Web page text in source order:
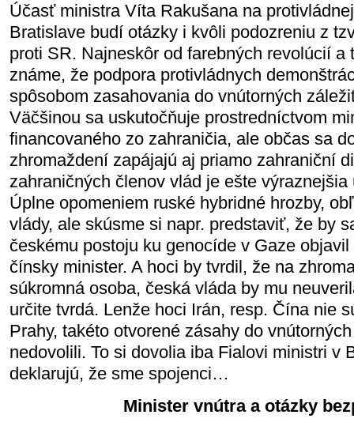
Účasť ministra Víta Rakušana na
Bratislave budí otázky i kvôli podozreniu z
proti SR. Najneskôr od farebných revolúcií a
známe, že podpora protivládnych
spôsobom zasahovania do vnútorných
Väčšinou sa uskutočňuje prostredníctvom
financovaného zo zahraničia, ale občas sa
zhromaždení zapájajú aj priamo zahraniční
zahraničných členov vlád je ešte
Úplne opomeniem ruské hybridné hrozby,
vlády, ale skúsme si napr. predstaviť, že by
českému postoju ku genocíde v Gaze
čínsky minister. A hoci by tvrdil, že na
súkromná osoba, česká vláda by mu
určite tvrdá. Lenže hoci Irán, resp. Čína nie
Prahy, takéto otvorené zásahy do
nedovolili. To si dovolia iba Fialovi ministri v
deklarujú, že sme spojenci…
Minister vnútra a otázky